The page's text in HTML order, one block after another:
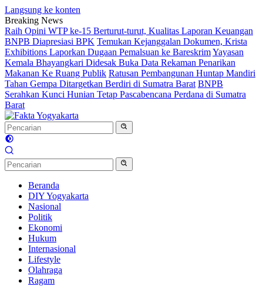
Langsung ke konten
Breaking News
Raih Opini WTP ke-15 Berturut-turut, Kualitas Laporan Keuangan
BNPB Diapresiasi BPK Temukan Kejanggalan Dokumen, Krista
Exhibitions Laporkan Dugaan Pemalsuan ke BareskrimYayasan
Kemala Bhayangkari Didesak Buka Data Rekaman Penarikan
Makanan Ke Ruang Publik Ratusan Pembangunan Huntap Mandiri
Tahan Gempa Ditargetkan Berdiri di Sumatra Barat BNPB
Serahkan Kunci Hunian Tetap Pascabencana Perdana di Sumatra
Barat
Beranda
DIY Yogyakarta
Nasional
Politik
Ekonomi
Hukum
Internasional
Lifestyle
Olahraga
Ragam